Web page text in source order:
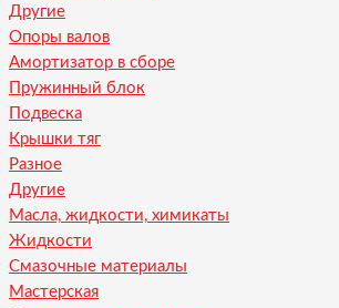
Другие
Опоры валов
Амортизатор в сборе
Пружинный блок
Подвеска
Крышки тяг
Разное
Другие
Масла, жидкости, химикаты
Жидкости
Смазочные материалы
Мастерская